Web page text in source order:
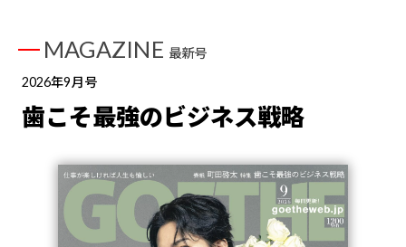
MAGAZINE 最新号
2026年9月号
歯こそ最強のビジネス戦略